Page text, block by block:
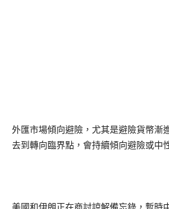
外匯市場傾向避險，尤其是避險貨幣漸
去到轉向臨界點，會持續傾向避險或中